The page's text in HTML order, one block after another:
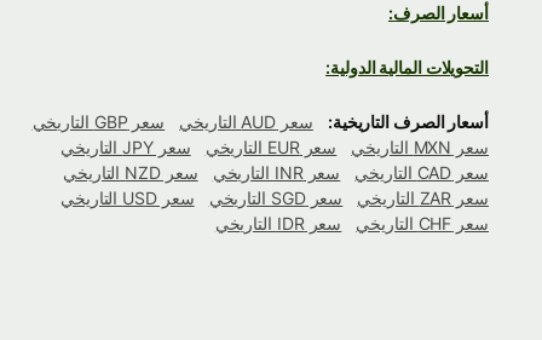
أسعار الصرف:
التحويلات المالية الدولية:
أسعار الصرف التاريخية: سعر AUD التاريخي
سعر GBP التاريخي
سعر MXN التاريخي
سعر EUR التاريخي
سعر JPY التاريخي
سعر CAD التاريخي
سعر INR التاريخي
سعر NZD التاريخي
سعر ZAR التاريخي
سعر SGD التاريخي
سعر USD التاريخي
سعر CHF التاريخي
سعر IDR التاريخي